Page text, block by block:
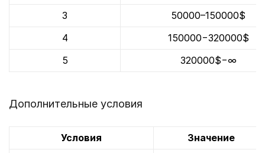
3
50000–150000$
4
150000−320000$
5
320000$−∞
Дополнительные условия
Условия
Значение